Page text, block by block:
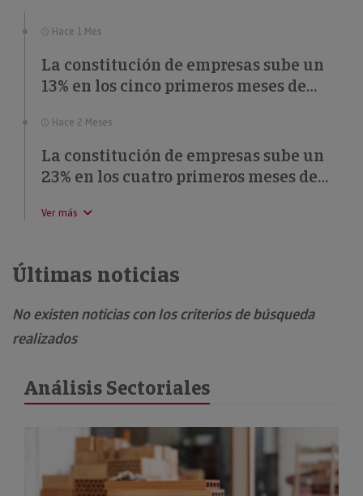
Hace 1 Mes
La constitución de empresas sube un
13% en los cinco primeros meses de
Hace 2 Meses
La constitución de empresas sube un
23% en los cuatro primeros meses de
Ver más
Últimas noticias
No existen noticias con los criterios de búsqueda
realizados
Análisis Sectoriales